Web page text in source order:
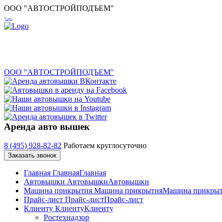
ООО "АВТОСТРОЙПОДЪЕМ"
ООО "АВТОСТРОЙПОДЪЕМ"
Аренда авто вышек
8 (495) 928-82-82 Работаем круглосуточно
Заказать звонок
Главная ГлавнаяГлавная
Автовышки АвтовышкиАвтовышки
Машина прикрытия Машина прикрытияМашина
Прайс-лист Прайс-листПрайс-лист
Клиенту КлиентуКлиенту
Ростехнадзор